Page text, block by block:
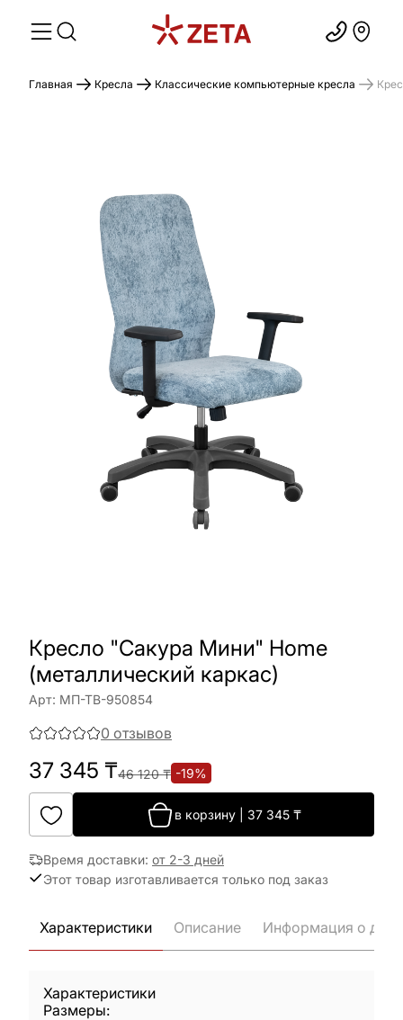
Главная Кресла Классические компьютерные кресла
Кресло "Сакура Мини" Home
(металлический каркас)
Арт: МП-ТВ-950854
0 отзывов
37 345 ₸46 120₸ -19%
в корзину 37 345 ₸
Время доставки: от 2-3 дней
Этот товар изготавливается только под заказ
Характеристики Описание Информация о
Характеристики
Размеры: